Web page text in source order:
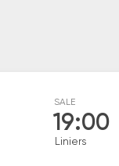
SALE
19:00
Liniers